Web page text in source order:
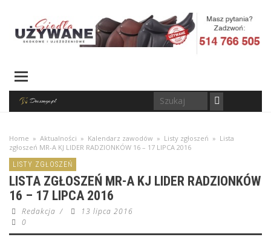
Home » Aktualności » Kalendarz zawodów » Listy zgłoszeń » Lista
zgłoszeń MR-A KJ LIDER RADZIONKÓW 16 – 17 LIPCA 2016
LISTY ZGŁOSZEŃ
LISTA ZGŁOSZEŃ MR-A KJ LIDER RADZIONKÓW
16 – 17 LIPCA 2016
Redakcja /
13 lipca 2016
0